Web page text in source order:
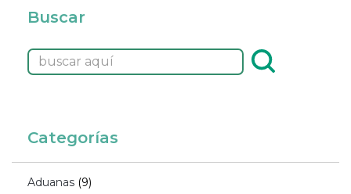
Buscar
Categorías
Aduanas (9)